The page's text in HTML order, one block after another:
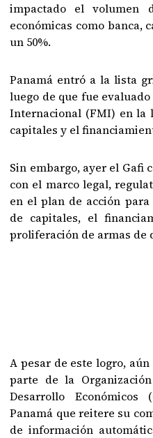
impactado el volumen
económicas como banca,
un 50%.
Panamá entró a la lista
luego de que fue
Internacional (FMI) en la
capitales y el
Sin embargo, ayer el Gafi
con el marco legal,
en el plan de acción
de capitales, el
proliferación de armas de
A pesar de este logro,
parte de la
Desarrollo
Panamá que reitere su
de información